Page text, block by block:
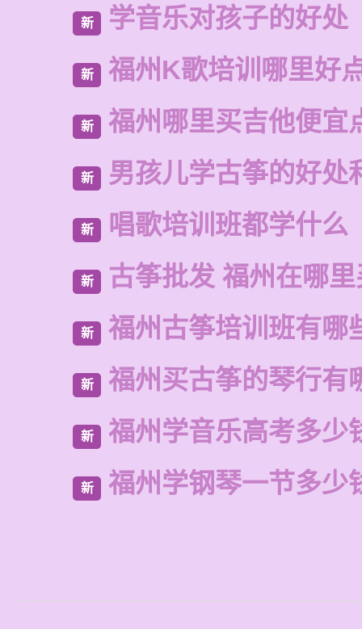
新 学音乐对孩子的好处
新 福州K歌培训哪里好
新 福州哪里买吉他便宜
新 男孩儿学古筝的好处
新 唱歌培训班都学什么
新 古筝批发 福州在哪
新 福州古筝培训班有哪
新 福州买古筝的琴行有
新 福州学音乐高考多少
新 福州学钢琴一节多少